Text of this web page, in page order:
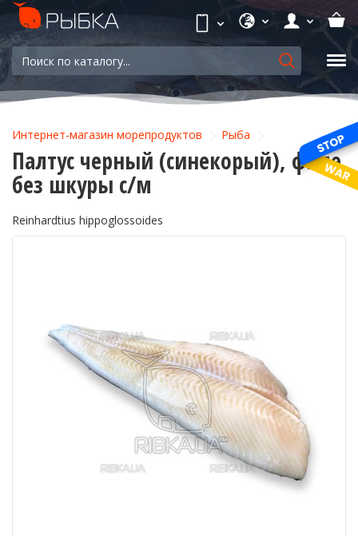
Интернет-магазин морепродуктов Рыба
Палтус черный (синекорый), филе
без шкуры с/м
Reinhardtius hippoglossoides